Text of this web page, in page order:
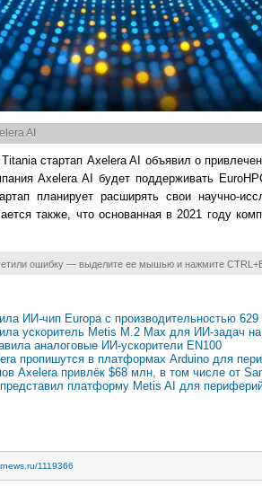
AI
стартап Axelera AI объявил о
Axelera AI будет поддерживать
планирует расширять свои научно-
также, что основанная в 2021 году
ошибку — выделите ее мышью и нажмите
ИИ-чип Europa с производительностью 629
ускоритель Metis M.2 Max для ИИ-задач
аналоговые ИИ-ускорители EN100
пропишутся в платформах Arduino для
Axelera привлёк $68 млн, в том числе от
платформу Metis AI для
1119366